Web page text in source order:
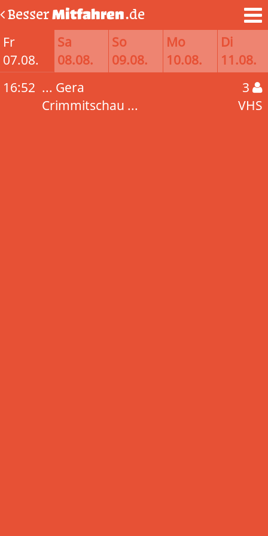
BesserMitfahren.de
Fr
07.08.
Sa
08.08.
So
09.08.
Mo
10.08.
Di
11.08.
16:52 ... Gera
Crimmitschau ...
3
VHS